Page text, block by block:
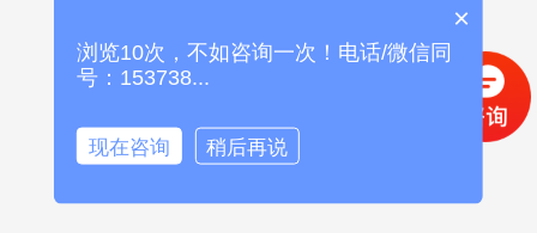
×
浏览10次，不如咨询一次！电话/微信同
号：153738...
现在咨询 稍后再说